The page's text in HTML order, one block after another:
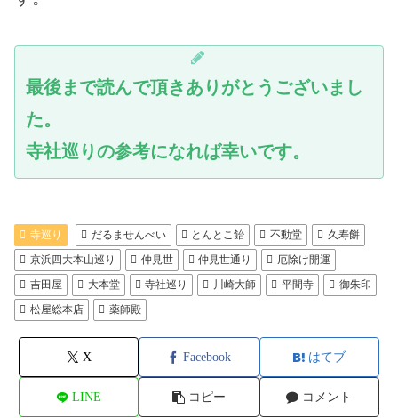
最後まで読んで頂きありがとうございまし
た。
寺社巡りの参考になれば幸いです。
寺巡り だるませんべい とんとこ飴 不動堂
久寿餅
京浜四大本山巡り
仲見世 仲見世通り
厄除け開運
吉田屋
大本堂 寺社巡り 川崎大師 平間寺
御朱印
松屋総本店
薬師殿
X Facebook はてブ
LINE コピー コメント